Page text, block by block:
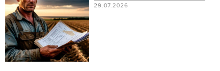
29.07.2026